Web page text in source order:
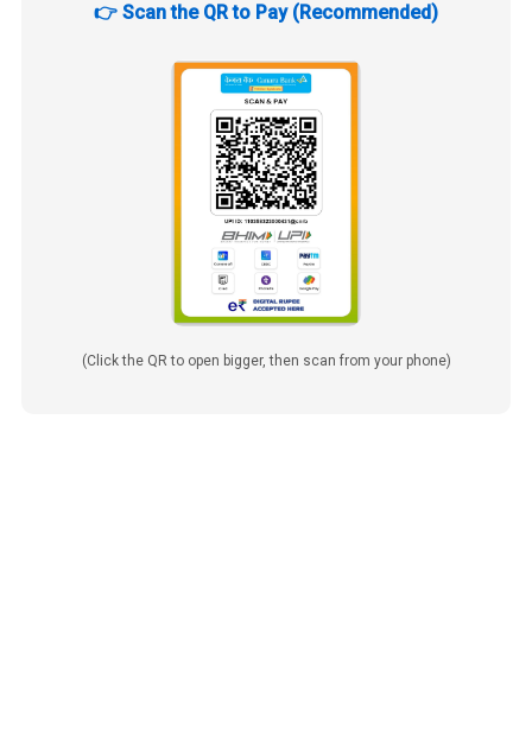
👉 Scan the QR to Pay (Recommended)
(Click the QR to open bigger, then scan from your phone)